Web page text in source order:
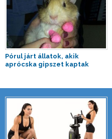
Pórul járt állatok, akik
aprócska gipszet kaptak